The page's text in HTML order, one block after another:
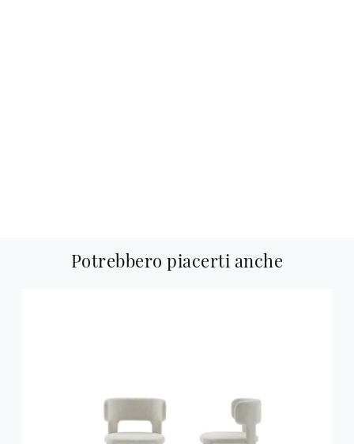
Potrebbero piacerti anche